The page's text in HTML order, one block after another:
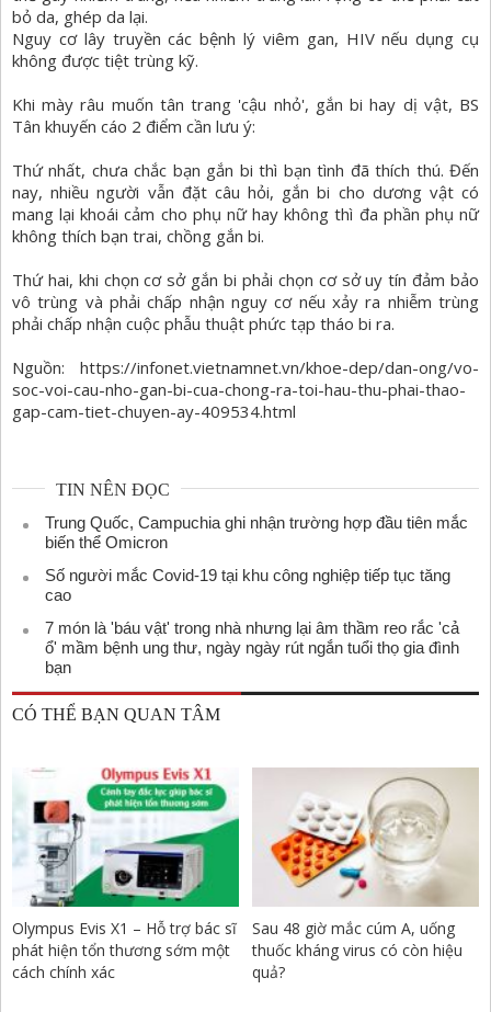
bỏ da, ghép da lại.
Nguy cơ lây truyền các bệnh lý viêm gan, HIV nếu dụng cụ
không được tiệt trùng kỹ.
Khi mày râu muốn tân trang 'cậu nhỏ', gắn bi hay dị vật, BS
Tân khuyến cáo 2 điểm cần lưu ý:
Thứ nhất, chưa chắc bạn gắn bi thì bạn tình đã thích thú. Đến
nay, nhiều người vẫn đặt câu hỏi, gắn bi cho dương vật có
mang lại khoái cảm cho phụ nữ hay không thì đa phần phụ nữ
không thích bạn trai, chồng gắn bi.
Thứ hai, khi chọn cơ sở gắn bi phải chọn cơ sở uy tín đảm bảo
vô trùng và phải chấp nhận nguy cơ nếu xảy ra nhiễm trùng
phải chấp nhận cuộc phẫu thuật phức tạp tháo bi ra.
Nguồn: https://infonet.vietnamnet.vn/khoe-dep/dan-ong/vo-
soc-voi-cau-nho-gan-bi-cua-chong-ra-toi-hau-thu-phai-thao-
gap-cam-tiet-chuyen-ay-409534.html
TIN NÊN ĐỌC
Trung Quốc, Campuchia ghi nhận trường hợp đầu tiên mắc
biến thể Omicron
Số người mắc Covid-19 tại khu công nghiệp tiếp tục tăng
cao
7 món là 'báu vật' trong nhà nhưng lại âm thầm reo rắc 'cả
ổ' mầm bệnh ung thư, ngày ngày rút ngắn tuổi thọ gia đình
bạn
CÓ THỂ BẠN QUAN TÂM
Olympus Evis X1 – Hỗ trợ bác sĩ
phát hiện tổn thương sớm một
cách chính xác
Sau 48 giờ mắc cúm A, uống
thuốc kháng virus có còn hiệu
quả?